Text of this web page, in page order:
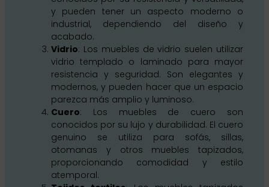
y pueden tener un aspecto moderno o
industrial, dependiendo del diseño y
acabado.
Vidrio: Los muebles de vidrio suelen utilizar
vidrio templado o laminado para mayor
resistencia y seguridad. Son elegantes y
modernos, y pueden hacer que un espacio
parezca más amplio y luminoso.
Cuero: Los muebles de cuero son
conocidos por su lujo y durabilidad. El cuero
genuino se utiliza para sofás, sillas,
otomanas y otros muebles tapizados,
proporcionando comodidad y estilo
atemporal.